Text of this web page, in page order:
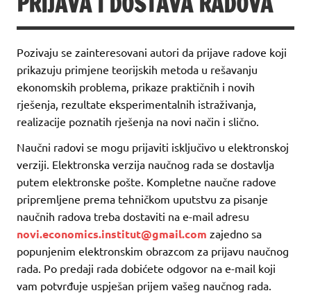
Pozivaju se zainteresovani autori da prijave radove koji
prikazuju primjene teorijskih metoda u rešavanju
ekonomskih problema, prikaze praktičnih i novih
rješenja, rezultate eksperimentalnih istraživanja,
realizacije poznatih rješenja na novi način i slično.
Naučni radovi se mogu prijaviti isključivo u elektronskoj
verziji. Elektronska verzija naučnog rada se dostavlja
putem elektronske pošte. Kompletne naučne radove
pripremljene prema tehničkom uputstvu za pisanje
naučnih radova treba dostaviti na e-mail adresu
novi.economics.institut@gmail.com zajedno sa
popunjenim elektronskim obrazcom za prijavu naučnog
rada. Po predaji rada dobićete odgovor na e-mail koji
vam potvrđuje uspješan prijem vašeg naučnog rada.